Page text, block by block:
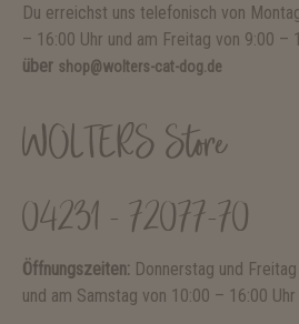
Du erreichst uns telefonisch von
– 16:00 Uhr und am Freitag von 9:00 –
über shop@wolters-cat-dog.de
WOLTERS Store
04231 - 72077-70
Öffnungszeiten: Donnerstag und
und am Samstag von 10:00 – 16:00 Uhr